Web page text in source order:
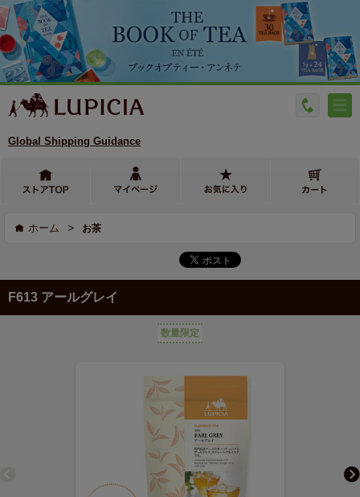
Global Shipping Guidance
ホーム > お茶
F613 アールグレイ
数量限定